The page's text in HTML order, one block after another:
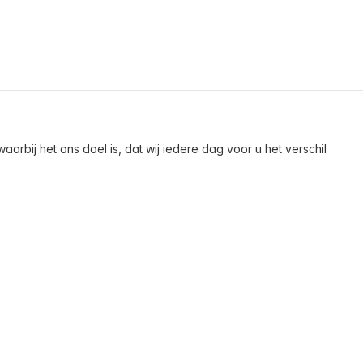
het ons doel is, dat wij iedere dag voor u het verschil